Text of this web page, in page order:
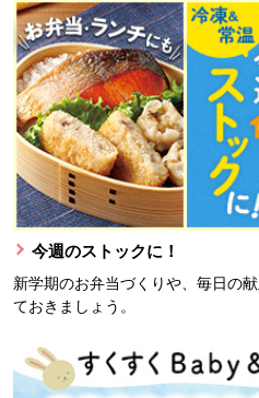
今週のストックに！
新学期のお弁当づくりや、毎日の
ておきましょう。